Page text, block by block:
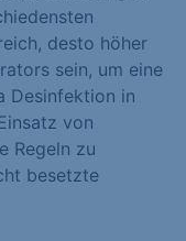
desto höher
sein, um eine
Desinfektion in
von
Regeln zu
besetzte